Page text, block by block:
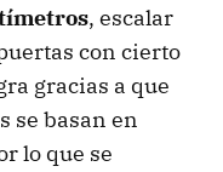
, escalar
con cierto
gracias a que
se basan en
lo que se